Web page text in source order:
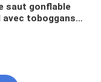
saut gonflable
avec toboggans